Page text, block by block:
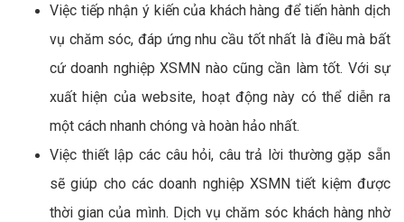
Việc tiếp nhận ý kiến của khách hàng để tiến hành dịch
vụ chăm sóc, đáp ứng nhu cầu tốt nhất là điều mà bất
cứ doanh nghiệp XSMN nào cũng cần làm tốt. Với sự
xuất hiện của website, hoạt động này có thể diễn ra
một cách nhanh chóng và hoàn hảo nhất.
Việc thiết lập các câu hỏi, câu trả lời thường gặp sẵn
sẽ giúp cho các doanh nghiệp XSMN tiết kiệm được
thời gian của mình. Dịch vụ chăm sóc khách hàng nhờ